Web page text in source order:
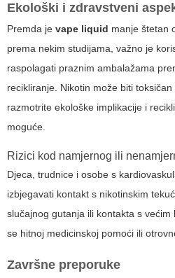
Ekološki i zdravstveni
Premda je vape liquid manje štetan
prema nekim studijama, važno je
raspolagati praznim ambalažama
recikliranje. Nikotin može biti
razmotrite ekološke implikacije i
moguće.
Rizici kod namjernog ili
Djeca, trudnice i osobe s
izbjegavati kontakt s nikotinskim
slučajnog gutanja ili kontakta s
se hitnoj medicinskoj pomoći ili
Završne preporuke